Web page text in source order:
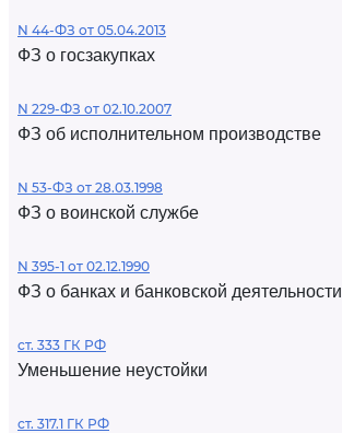
N 44-ФЗ от 05.04.2013
ФЗ о госзакупках
N 229-ФЗ от 02.10.2007
ФЗ об исполнительном производстве
N 53-ФЗ от 28.03.1998
ФЗ о воинской службе
N 395-1 от 02.12.1990
ФЗ о банках и банковской деятельности
ст. 333 ГК РФ
Уменьшение неустойки
ст. 317.1 ГК РФ